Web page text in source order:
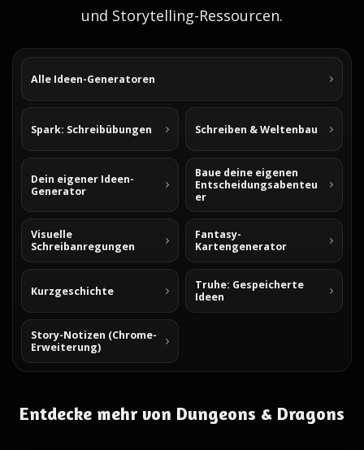
und Storytelling-Ressourcen.
Alle Ideen-Generatoren
Spark: Schreibübungen Schreiben & Weltenbau
Dein eigener Ideen-
Generator
Baue deine eigenen
Entscheidungsabenteu
er
Visuelle
Schreibanregungen
Fantasy-
Kartengenerator
Kurzgeschichte
Truhe: Gespeicherte
Ideen
Story-Notizen (Chrome-
Erweiterung)
Entdecke mehr von Dungeons & Dragons